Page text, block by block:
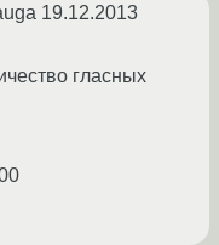
19.12.2013
гласных